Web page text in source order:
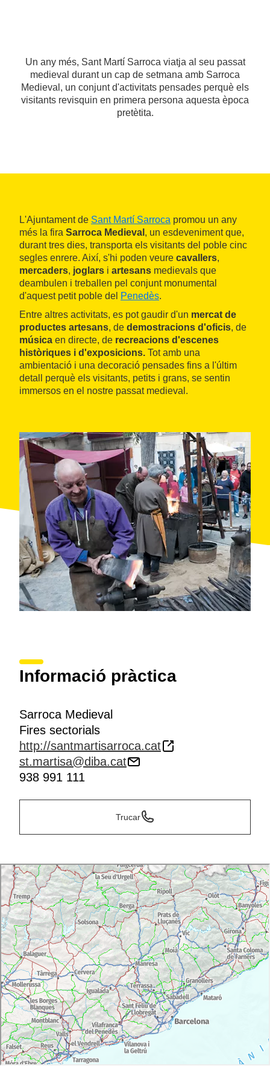
Un any més, Sant Martí Sarroca viatja al seu passat
medieval durant un cap de setmana amb Sarroca
Medieval, un conjunt d'activitats pensades perquè els
visitants revisquin en primera persona aquesta època
pretètita.
L'Ajuntament de Sant Martí Sarroca promou un any
més la fira Sarroca Medieval , un esdeveniment que,
durant tres dies, transporta els visitants del poble cinc
segles enrere. Així, s'hi poden veure cavallers,
mercaders, joglars i artesans medievals que
deambulen i treballen pel conjunt monumental
d'aquest petit poble del Penedès.
Entre altres activitats, es pot gaudir d'un mercat de
productes artesans, de demostracions d'oficis, de
música en directe, de recreacions d'escenes
històriques i d'exposicions. Tot amb una
ambientació i una decoració pensades fins a l'últim
detall perquè els visitants, petits i grans, se sentin
immersos en el nostre passat medieval.
Informació pràctica
Sarroca Medieval
Fires sectorials
http://santmartisarroca.cat
st.martisa@diba.cat
938 991 111
Trucar